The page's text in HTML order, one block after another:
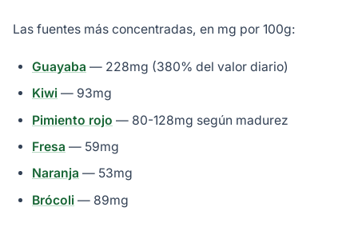
Las fuentes más concentradas, en mg por 100g:
Guayaba — 228mg (380% del valor diario)
Kiwi — 93mg
Pimiento rojo — 80-128mg según madurez
Fresa — 59mg
Naranja — 53mg
Brócoli — 89mg